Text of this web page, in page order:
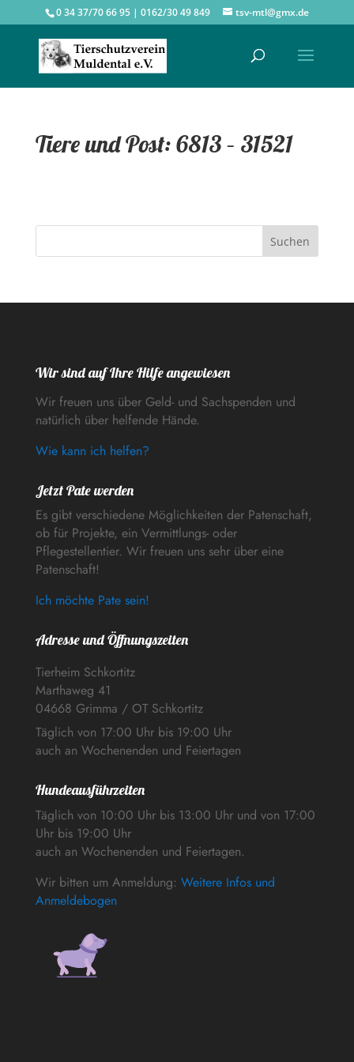
0 34 37/70 66 95 | 0162/30 49 849 tsv-mtl@gmx.de
Tiere und Post: 6813 – 31521
Suchen
Wir sind auf Ihre Hilfe angewiesen
Wir freuen uns über Geld- und Sachspenden und
natürlich über helfende Hände.
Wie kann ich helfen?
Jetzt Pate werden
Es gibt verschiedene Möglichkeiten der Patenschaft,
ob für Projekte, ein Vermittlungs- oder
Pflegestellentier. Wir freuen uns sehr über eine
Patenschaft!
Ich möchte Pate sein!
Adresse und Öffnungszeiten
Tierheim Schkortitz
Marthaweg 41
04668 Grimma / OT Schkortitz
Täglich von 17:00 Uhr bis 19:00 Uhr
auch an Wochenenden und Feiertagen
Hundeausführzeiten
Täglich von 10:00 Uhr bis 13:00 Uhr und von 17:00
Uhr bis 19:00 Uhr
auch an Wochenenden und Feiertagen.
Wir bitten um Anmeldung: Weitere Infos und
Anmeldebogen